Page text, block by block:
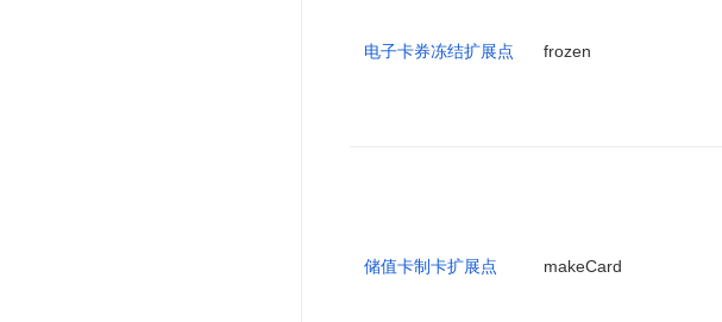
电子卡券冻结扩展点 frozen
储值卡制卡扩展点 makeCard